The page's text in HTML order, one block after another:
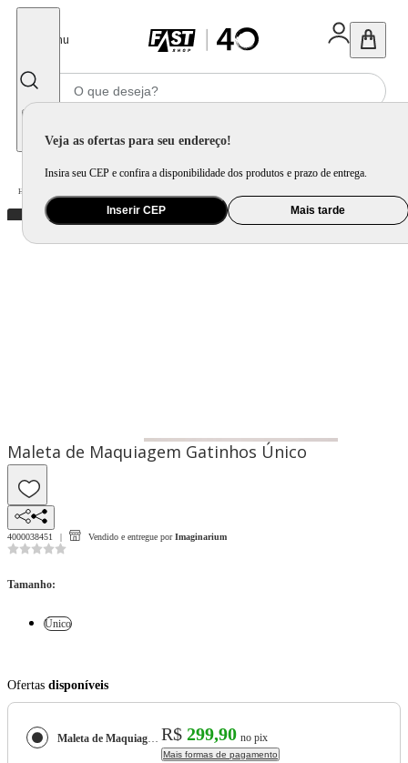
Menu
Veja as ofertas para seu endereço!
Insira seu CEP e confira a disponibilidade dos produtos e prazo de entrega.
Inserir CEP Mais tarde
Home
Maleta de Maquiagem Gatinhos Único
4000038451 Vendido e entregue por Imaginarium
Tamanho:
Único
Ofertas disponíveis
Maleta de Maquiagem Gatinhos R$ 299,90 no pix
Mais formas de pagamento